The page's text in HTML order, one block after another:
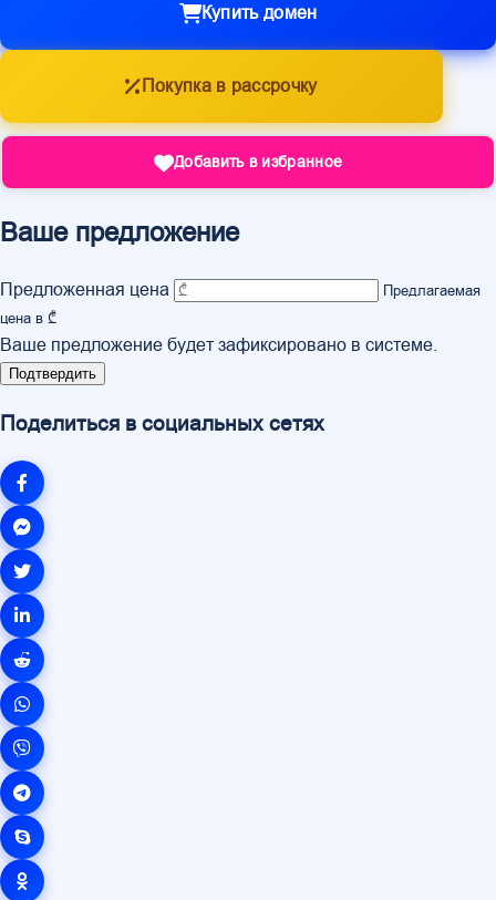
Купить домен
Покупка в рассрочку
Добавить в избранное
Ваше предложение
Предложенная цена
Предлагаемая
цена в ₾
Ваше предложение будет зафиксировано в системе.
Подтвердить
Поделиться в социальных сетях